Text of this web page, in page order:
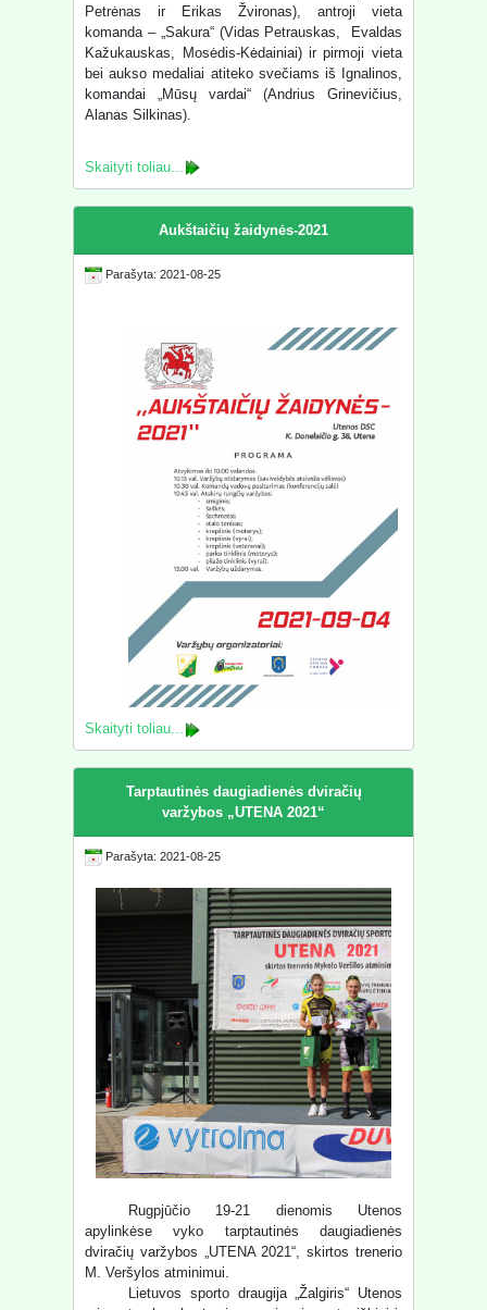
Petrėnas ir Erikas Žvironas), antroji vieta
komanda – „Sakura“ (Vidas Petrauskas, Evaldas
Kažukauskas, Mosėdis-Kėdainiai) ir pirmoji vieta
bei aukso medaliai atiteko svečiams iš Ignalinos,
komandai „Mūsų vardai“ (Andrius Grinevičius,
Alanas Silkinas).
Skaityti toliau...
Aukštaičių žaidynės-2021
Parašyta: 2021-08-25
Skaityti toliau...
Tarptautinės daugiadienės dviračių
varžybos „UTENA 2021“
Parašyta: 2021-08-25
Rugpjūčio 19-21 dienomis Utenos
apylinkėse vyko tarptautinės daugiadienės
dviračių varžybos „UTENA 2021“, skirtos trenerio
M. Veršylos atminimui.
Lietuvos sporto draugija „Žalgiris“ Utenos